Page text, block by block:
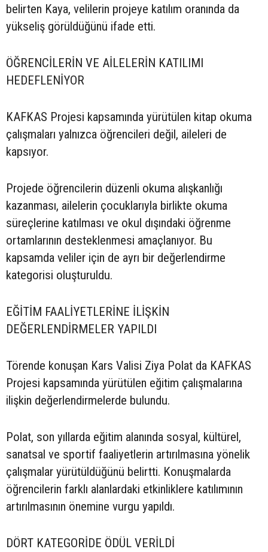
belirten Kaya, velilerin projeye katılım oranında da
yükseliş görüldüğünü ifade etti.
ÖĞRENCİLERİN VE AİLELERİN KATILIMI
HEDEFLENİYOR
KAFKAS Projesi kapsamında yürütülen kitap okuma
çalışmaları yalnızca öğrencileri değil, aileleri de
kapsıyor.
Projede öğrencilerin düzenli okuma alışkanlığı
kazanması, ailelerin çocuklarıyla birlikte okuma
süreçlerine katılması ve okul dışındaki öğrenme
ortamlarının desteklenmesi amaçlanıyor. Bu
kapsamda veliler için de ayrı bir değerlendirme
kategorisi oluşturuldu.
EĞİTİM FAALİYETLERİNE İLİŞKİN
DEĞERLENDİRMELER YAPILDI
Törende konuşan Kars Valisi Ziya Polat da KAFKAS
Projesi kapsamında yürütülen eğitim çalışmalarına
ilişkin değerlendirmelerde bulundu.
Polat, son yıllarda eğitim alanında sosyal, kültürel,
sanatsal ve sportif faaliyetlerin artırılmasına yönelik
çalışmalar yürütüldüğünü belirtti. Konuşmalarda
öğrencilerin farklı alanlardaki etkinliklere katılımının
artırılmasının önemine vurgu yapıldı.
DÖRT KATEGORİDE ÖDÜL VERİLDİ